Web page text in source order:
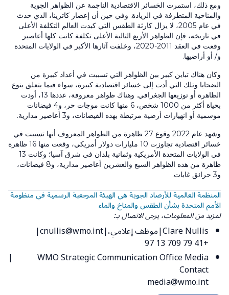
ومع ذلك، استمرت الخسائر الاقتصادية الناجمة عن الظواهر الجوية
والمناخية المتطرفة في الزيادة. وفي حين أن إعصار كاترينا، الذي حدث
في عام 2005، لا يزال كارثة الطقس التي كبدت العالم التكلفة الأعلى
في تاريخه، فإن الظواهر الأربع التالية الأعلى تكلفة كانت كلها أعاصير
وقعت في العقد 2011-2020، وخلفت آثارها الأكبر في الولايات المتحدة
و/ أو أراضيها.
وكان هناك تباين كبير بين الظواهر التي تسببت في أعداد كبيرة من
الضحايا وتلك التي أدت إلى خسائر اقتصادية كبيرة، سواء فيما يتعلق بنوع
الظاهرة أو توزيعها الجغرافي. وهناك ظواهر معروفة، عددها 13، أودت
بحياة أكثر من 1000 شخص، 6 منها كانت موجات حر، و4 فيضانات
موسمية أو انهيارات أرضية مرتبطة بهذه الفيضانات، و3 أعاصير مدارية.
وشهد عام 2022 وقوع 27 ظاهرة من الظواهر المعروف أنها تسببت في
خسائر اقتصادية تجاوزت 10 مليارات دولار أمريكي، وقعت منها 16 ظاهرة
في الولايات المتحدة الأمريكية وثمانية بلدان في شرق آسيا؛ وكانت 13
ظاهرة من هذه الظواهر السبع والعشرين أعاصير مدارية، و8 فيضانات،
و3 حرائق غابات.
المنظمة العالمية للأرصاد الجوية هي الهيئة المرجعية الرسمية في منظومة
الأمم المتحدة بشأن الطقس والمناخ والماء
لمزيد من المعلومات، يرجى الاتصال بـ:
Clare Nullis موظف إعلامي، cnullis@wmo.int
+41 79 709 13 97
WMO Strategic Communication Office Media
Contact
media@wmo.int